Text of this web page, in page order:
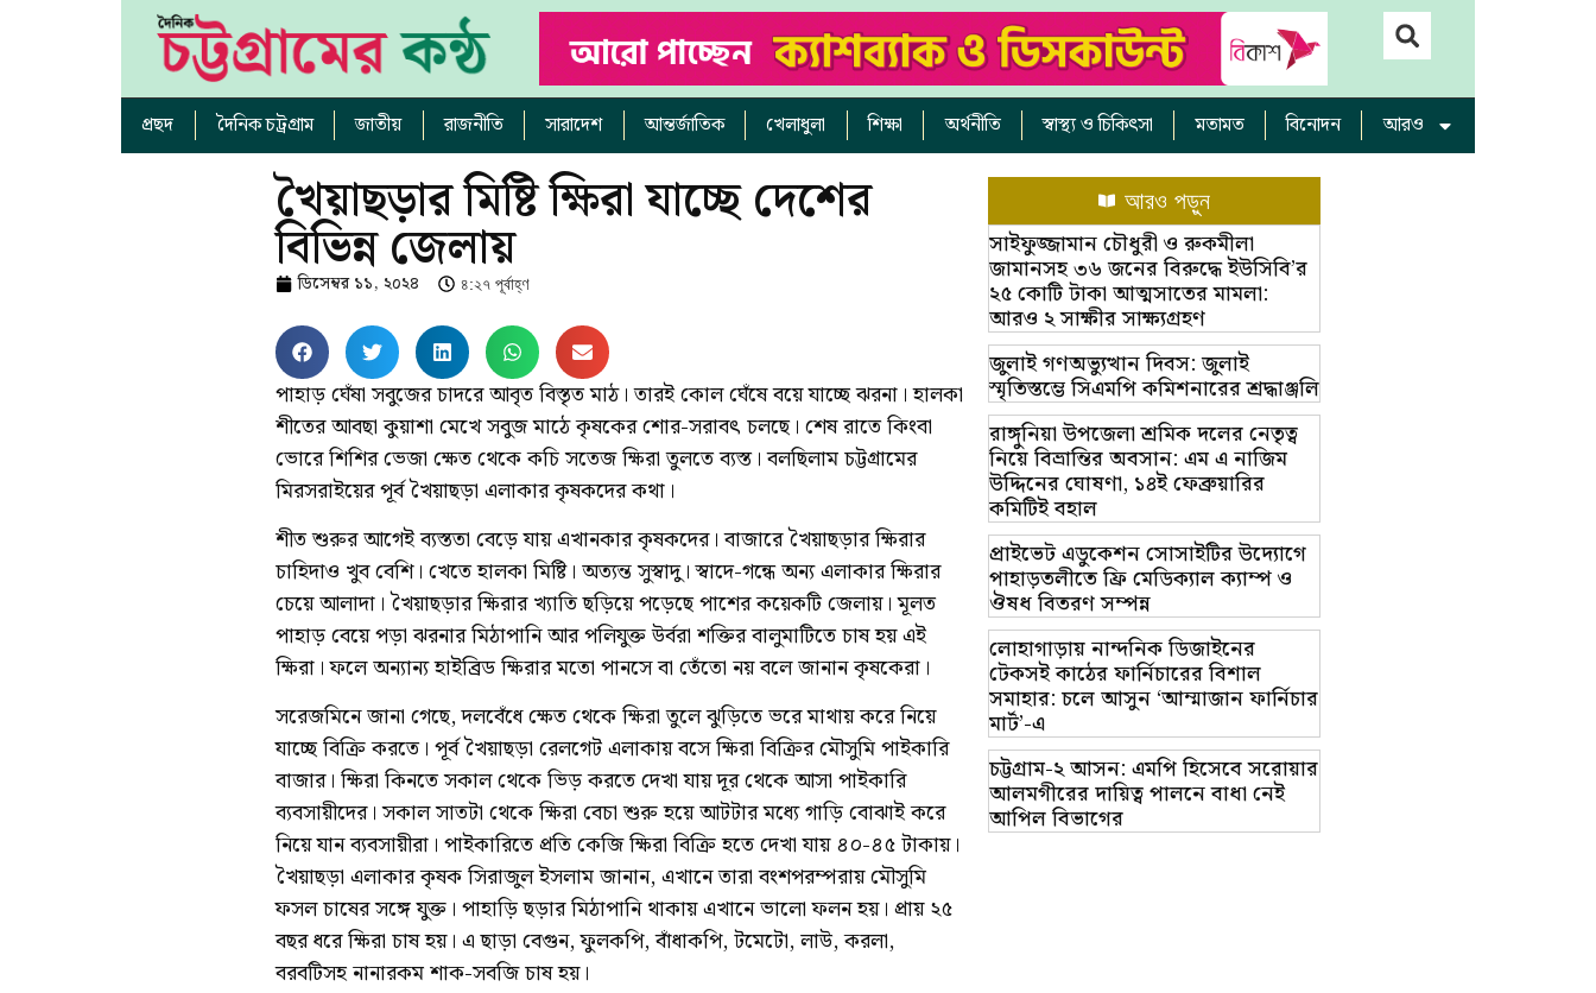
প্রছদ দৈনিক চট্রগ্রাম জাতীয় রাজনীতি সারাদেশ আন্তর্জাতিক খেলাধুলা শিক্ষা অর্থনীতি স্বাস্থ্য ও চিকিৎসা মতামত বিনোদন আরও
খৈয়াছড়ার মিষ্টি ক্ষিরা যাচ্ছে দেশের
বিভিন্ন জেলায়
ডিসেম্বর ১১, ২০২৪ ৪:২৭ পূর্বাহ্ণ
পাহাড় ঘেঁষা সবুজের চাদরে আবৃত বিস্তৃত মাঠ। তারই কোল ঘেঁষে বয়ে যাচ্ছে ঝরনা। হালকা
শীতের আবছা কুয়াশা মেখে সবুজ মাঠে কৃষকের শোর-সরাবৎ চলছে। শেষ রাতে কিংবা
ভোরে শিশির ভেজা ক্ষেত থেকে কচি সতেজ ক্ষিরা তুলতে ব্যস্ত। বলছিলাম চট্টগ্রামের
মিরসরাইয়ের পূর্ব খৈয়াছড়া এলাকার কৃষকদের কথা।
শীত শুরুর আগেই ব্যস্ততা বেড়ে যায় এখানকার কৃষকদের। বাজারে খৈয়াছড়ার ক্ষিরার
চাহিদাও খুব বেশি। খেতে হালকা মিষ্টি। অত্যন্ত সুস্বাদু। স্বাদে-গন্ধে অন্য এলাকার ক্ষিরার
চেয়ে আলাদা। খৈয়াছড়ার ক্ষিরার খ্যাতি ছড়িয়ে পড়েছে পাশের কয়েকটি জেলায়। মূলত
পাহাড় বেয়ে পড়া ঝরনার মিঠাপানি আর পলিযুক্ত উর্বরা শক্তির বালুমাটিতে চাষ হয় এই
ক্ষিরা। ফলে অন্যান্য হাইব্রিড ক্ষিরার মতো পানসে বা তেঁতো নয় বলে জানান কৃষকেরা।
সরেজমিনে জানা গেছে, দলবেঁধে ক্ষেত থেকে ক্ষিরা তুলে ঝুড়িতে ভরে মাথায় করে নিয়ে
যাচ্ছে বিক্রি করতে। পূর্ব খৈয়াছড়া রেলগেট এলাকায় বসে ক্ষিরা বিক্রির মৌসুমি পাইকারি
বাজার। ক্ষিরা কিনতে সকাল থেকে ভিড় করতে দেখা যায় দূর থেকে আসা পাইকারি
ব্যবসায়ীদের। সকাল সাতটা থেকে ক্ষিরা বেচা শুরু হয়ে আটটার মধ্যে গাড়ি বোঝাই করে
নিয়ে যান ব্যবসায়ীরা। পাইকারিতে প্রতি কেজি ক্ষিরা বিক্রি হতে দেখা যায় ৪০-৪৫ টাকায়।
খৈয়াছড়া এলাকার কৃষক সিরাজুল ইসলাম জানান, এখানে তারা বংশপরম্পরায় মৌসুমি
ফসল চাষের সঙ্গে যুক্ত। পাহাড়ি ছড়ার মিঠাপানি থাকায় এখানে ভালো ফলন হয়। প্রায় ২৫
বছর ধরে ক্ষিরা চাষ হয়। এ ছাড়া বেগুন, ফুলকপি, বাঁধাকপি, টমেটো, লাউ, করলা,
বরবটিসহ নানারকম শাক-সবজি চাষ হয়।
আরও পড়ুন
সাইফুজ্জামান চৌধুরী ও রুকমীলা
জামানসহ ৩৬ জনের বিরুদ্ধে ইউসিবি’র
২৫ কোটি টাকা আত্মসাতের মামলা:
আরও ২ সাক্ষীর সাক্ষ্যগ্রহণ
জুলাই গণঅভ্যুত্থান দিবস: জুলাই
স্মৃতিস্তম্ভে সিএমপি কমিশনারের শ্রদ্ধাঞ্জলি
রাঙ্গুনিয়া উপজেলা শ্রমিক দলের নেতৃত্ব
নিয়ে বিভ্রান্তির অবসান: এম এ নাজিম
উদ্দিনের ঘোষণা, ১৪ই ফেব্রুয়ারির
কমিটিই বহাল
প্রাইভেট এডুকেশন সোসাইটির উদ্যোগে
পাহাড়তলীতে ফ্রি মেডিক্যাল ক্যাম্প ও
ঔষধ বিতরণ সম্পন্ন
লোহাগাড়ায় নান্দনিক ডিজাইনের
টেকসই কাঠের ফার্নিচারের বিশাল
সমাহার: চলে আসুন ‘আম্মাজান ফার্নিচার
মার্ট’-এ
চট্টগ্রাম-২ আসন: এমপি হিসেবে সরোয়ার
আলমগীরের দায়িত্ব পালনে বাধা নেই
আপিল বিভাগের